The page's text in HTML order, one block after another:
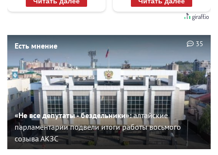
Есть мнение
«Не все депутаты - бездельники»:алтайские
парламентарии подвели итоги работы восьмого
созыва АКЗС
35